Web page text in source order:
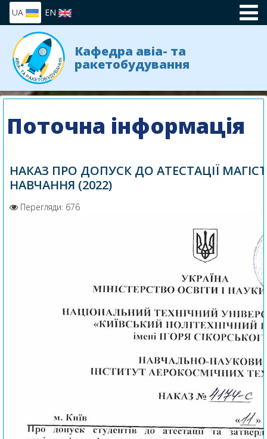
UA EN
Кафедра авіа- та
ракетобудування
Поточна інформація
НАКАЗ ПРО ДОПУСК ДО АТЕСТАЦІЇ
НАВЧАННЯ (2022)
Перегляди: 676